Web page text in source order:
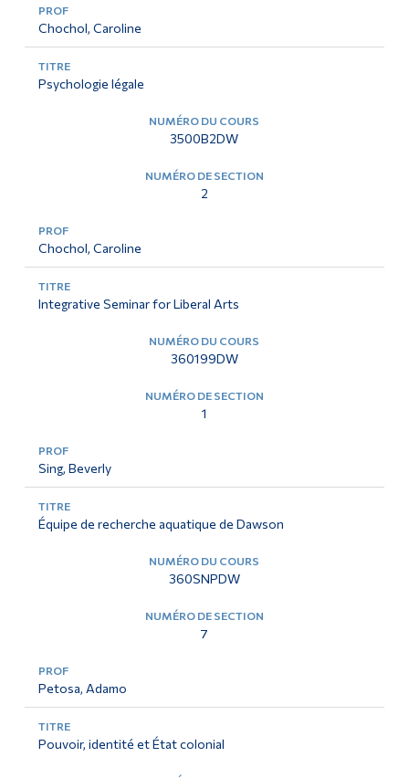
Chochol, Caroline
Psychologie légale
3500B2DW
2
Chochol, Caroline
Integrative Seminar for Liberal Arts
360199DW
1
Sing, Beverly
Équipe de recherche aquatique de Dawson
360SNPDW
7
Petosa, Adamo
Pouvoir, identité et État colonial